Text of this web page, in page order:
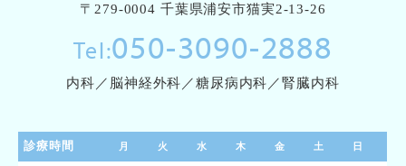
〒279-0004 千葉県浦安市猫実2-13-26
Tel:050-3090-2888
内科／脳神経外科／糖尿病内科／腎臓内科
診療時間 月 火 水 木 金 土 日